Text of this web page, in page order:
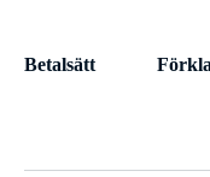
Betalsätt